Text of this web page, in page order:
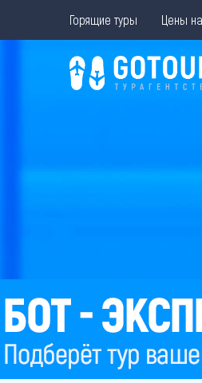
Горящие туры Цены